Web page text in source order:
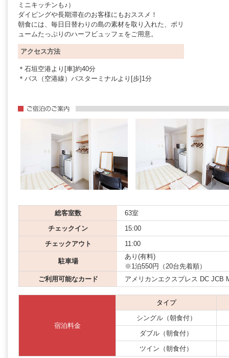
ミニキッチンも♪）
ダイビングや長期滞在のお客様にもおススメ！
朝食には、毎日日替わりの島の素材を取り入れた、ボリ
ュームたっぷりのハーフビュッフェをご用意。
アクセス方法
＊石垣空港より[車]約40分
＊バス（空港線）バスターミナルより[歩]1分
総客室数
63室
チェックイン
15:00
チェックアウト
11:00
駐車場
あり(有料)
※1泊550円（20台先着順）
ご利用可能なカード
アメリカンエクスプレス DC JCB
宿泊料金
タイプ
シングル（朝食付）
ダブル（朝食付）
ツイン（朝食付）